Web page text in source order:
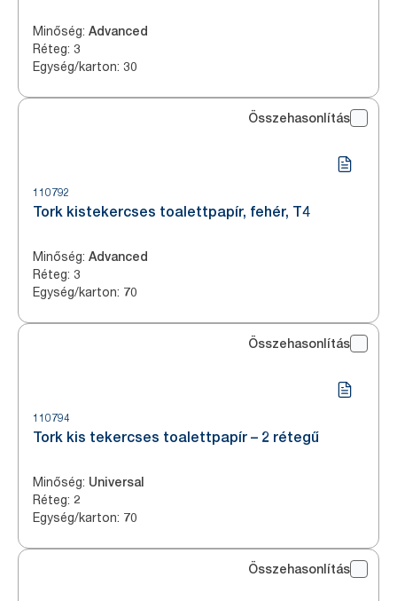
Minőség: Advanced
Réteg: 3
Egység/karton: 30
Összehasonlítás
110792
Tork kistekercses toalettpapír, fehér, T4
Minőség: Advanced
Réteg: 3
Egység/karton: 70
Összehasonlítás
110794
Tork kis tekercses toalettpapír – 2 rétegű
Minőség: Universal
Réteg: 2
Egység/karton: 70
Összehasonlítás